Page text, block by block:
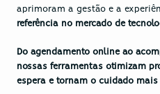
aprimoram a gestão e a
referência no mercado de
Do agendamento online ao
nossas ferramentas otimizam
espera e tornam o cuidado mais